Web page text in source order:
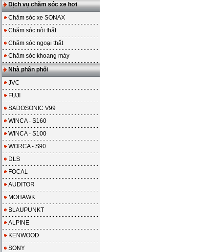
Dịch vụ chăm sóc xe hơi
Chăm sóc xe SONAX
Chăm sóc nội thất
Chăm sóc ngoại thất
Chăm sóc khoang máy
Nhà phân phối
JVC
FUJI
SADOSONIC V99
WINCA - S160
WINCA - S100
WORCA - S90
DLS
FOCAL
AUDITOR
MOHAWK
BLAUPUNKT
ALPINE
KENWOOD
SONY